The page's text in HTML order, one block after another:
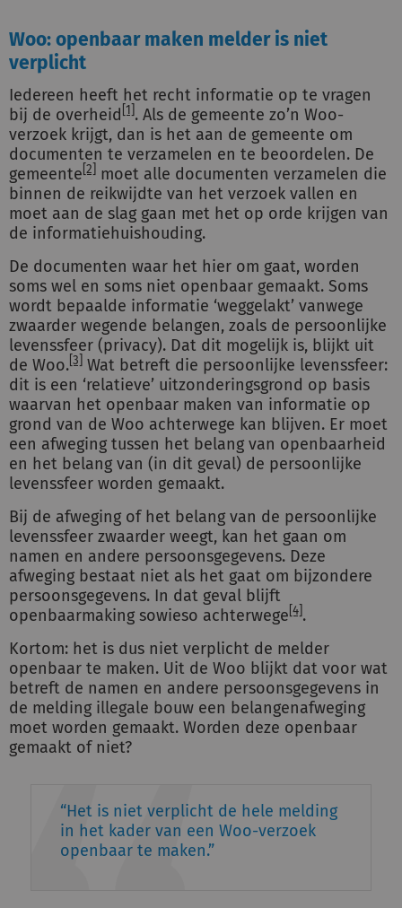
Woo: openbaar maken melder is niet
verplicht
Iedereen heeft het recht informatie op te vragen
bij de overheid [1] . Als de gemeente zo’n Woo-
verzoek krijgt, dan is het aan de gemeente om
documenten te verzamelen en te beoordelen. De
gemeente [2]
moet alle documenten verzamelen die
binnen de reikwijdte van het verzoek vallen en
moet aan de slag gaan met het op orde krijgen van
de informatiehuishouding.
De documenten waar het hier om gaat, worden
soms wel en soms niet openbaar gemaakt. Soms
wordt bepaalde informatie ‘weggelakt’ vanwege
zwaarder wegende belangen, zoals de persoonlijke
levenssfeer (privacy). Dat dit mogelijk is, blijkt uit
de Woo. [3] Wat betreft die persoonlijke levenssfeer:
dit is een ‘relatieve’ uitzonderingsgrond op basis
waarvan het openbaar maken van informatie op
grond van de Woo achterwege kan blijven. Er moet
een afweging tussen het belang van openbaarheid
en het belang van (in dit geval) de persoonlijke
levenssfeer worden gemaakt.
Bij de afweging of het belang van de persoonlijke
levenssfeer zwaarder weegt, kan het gaan om
namen en andere persoonsgegevens. Deze
afweging bestaat niet als het gaat om bijzondere
persoonsgegevens. In dat geval blijft
openbaarmaking sowieso achterwege [4] .
Kortom: het is dus niet verplicht de melder
openbaar te maken. Uit de Woo blijkt dat voor wat
betreft de namen en andere persoonsgegevens in
de melding illegale bouw een belangenafweging
moet worden gemaakt. Worden deze openbaar
gemaakt of niet?
Het is niet verplicht de hele melding
in het kader van een Woo-verzoek
openbaar te maken.